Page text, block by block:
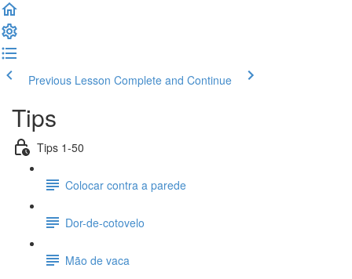
Previous Lesson Complete and Continue
Tips
Tips 1-50
Colocar contra a parede
Dor-de-cotovelo
Mão de vaca